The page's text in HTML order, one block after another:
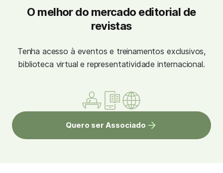
O melhor do mercado editorial de
revistas
Tenha acesso à eventos e treinamentos exclusivos,
biblioteca virtual e representatividade internacional.
Quero ser Associado